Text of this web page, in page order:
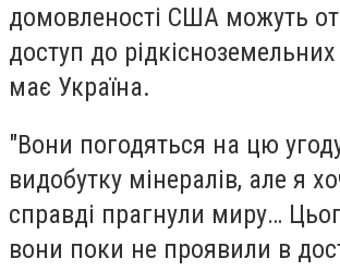
домовленості США можуть
доступ до рідкісноземельних
має Україна.
"Вони погодяться на цю
видобутку мінералів, але я
справді прагнули миру…
вони поки не проявили в